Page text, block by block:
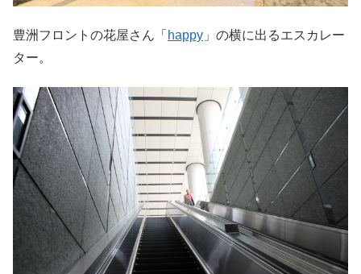
豊洲フロントの花屋さん「 happy 」の横に出るエスカレー
ター。